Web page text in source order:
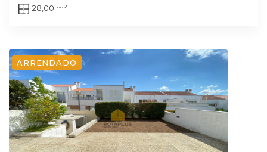
28,00 m²
ARRENDADO